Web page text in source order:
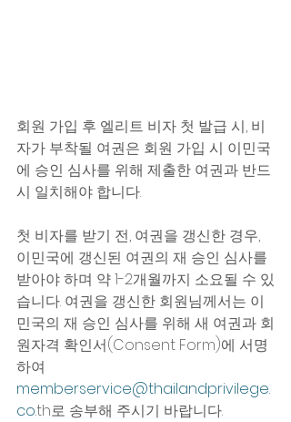
회원 가입 후 엘리트 비자 첫 발급 시, 비
자가 부착될 여권은 회원 가입 시 이민국
에 승인 심사를 위해 제출한 여권과 반드
시 일치해야 합니다.
첫 비자를 받기 전, 여권을 갱신한 경우,
이민국에 갱신된 여권의 재 승인 심사를
받아야 하며 약 1-2개월까지 소요될 수 있
습니다. 여권을 갱신한 회원님께서는 이
민국의 재 승인 심사를 위해 새 여권과 회
원자격 확인서(Consent Form)에 서명
하여
memberservice@thailandprivilege.
co.th로 송부해 주시기 바랍니다.